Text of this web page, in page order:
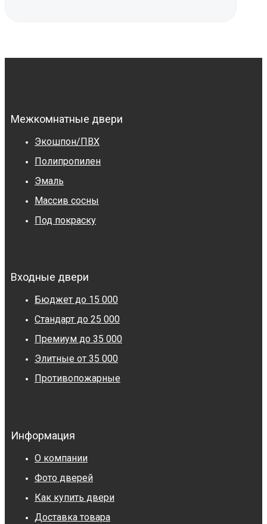
Межкомнатные двери
Экошпон/ПВХ
Полипропилен
Эмаль
Массив сосны
Под покраску
Входные двери
Бюджет до 15 000
Стандарт до 25 000
Премиум до 35 000
Элитные от 35 000
Противопожарные
Информация
О компании
Фото дверей
Как купить двери
Доставка товара